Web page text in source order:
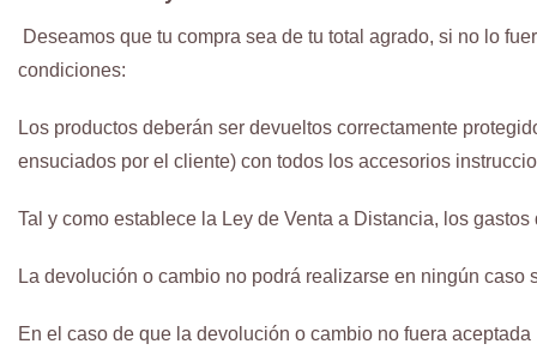
Deseamos que tu compra sea de tu total agrado, si no lo
condiciones:
Los productos deberán ser devueltos correctamente
ensuciados por el cliente) con todos los accesorios
Tal y como establece la Ley de Venta a Distancia, los
La devolución o cambio no podrá realizarse en ningún
En el caso de que la devolución o cambio no fuera